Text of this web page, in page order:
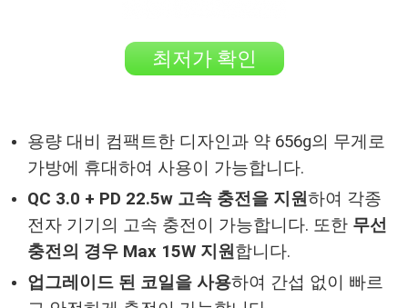
최저가 확인
용량 대비 컴팩트한 디자인과 약 656g의 무게로
가방에 휴대하여 사용이 가능합니다.
QC 3.0 + PD 22.5w 고속 충전을 지원하여 각종
전자 기기의 고속 충전이 가능합니다. 또한 무선
충전의 경우 Max 15W 지원합니다.
업그레이드 된 코일을 사용하여 간섭 없이 빠르